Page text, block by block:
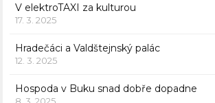
V elektroTAXI za kulturou
17. 3. 2025
Hradečáci a Valdštejnský palác
12. 3. 2025
Hospoda v Buku snad dobře dopadne
8. 3. 2025